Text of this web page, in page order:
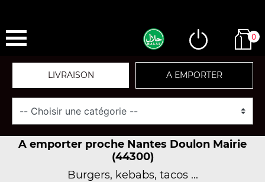
0
LIVRAISON A EMPORTER
A emporter proche Nantes Doulon Mairie
(44300)
Burgers, kebabs, tacos ...